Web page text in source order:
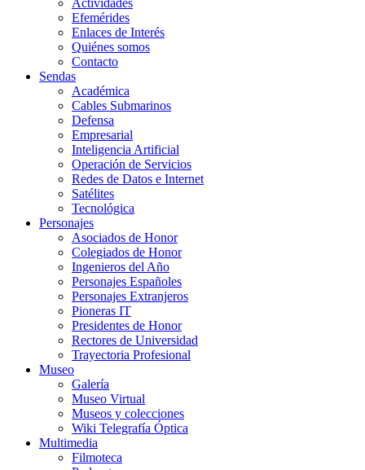
Actividades
Efemérides
Enlaces de Interés
Quiénes somos
Contacto
Sendas
Académica
Cables Submarinos
Defensa
Empresarial
Inteligencia Artificial
Operación de Servicios
Redes de Datos e Internet
Satélites
Tecnológica
Personajes
Asociados de Honor
Colegiados de Honor
Ingenieros del Año
Personajes Españoles
Personajes Extranjeros
Pioneras IT
Presidentes de Honor
Rectores de Universidad
Trayectoria Profesional
Museo
Galería
Museo Virtual
Museos y colecciones
Wiki Telegrafía Óptica
Multimedia
Filmoteca